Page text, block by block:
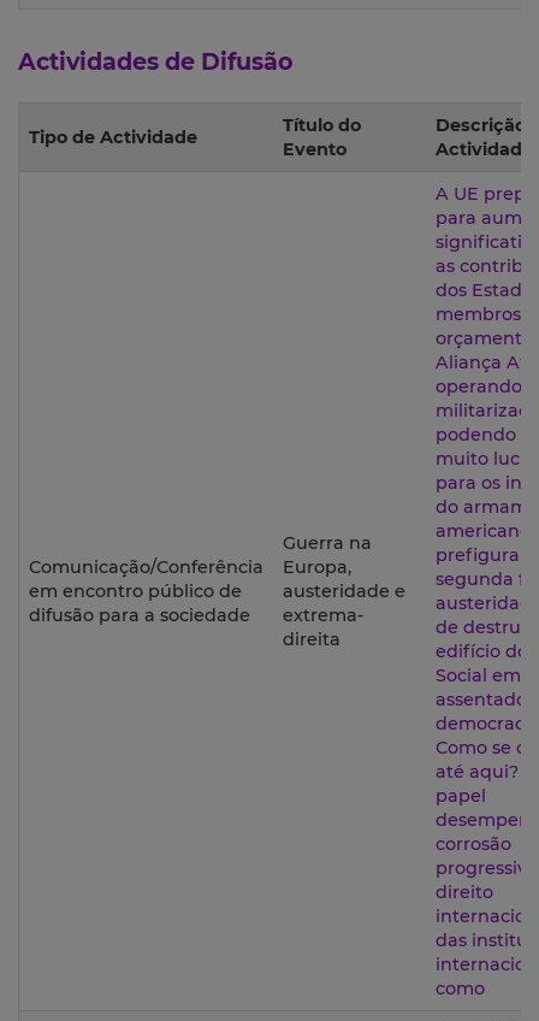
Actividades de Difusão
Tipo de Actividade
Título do
Evento
Descrição
Actividade
Comunicação/Conferência
em encontro público de
difusão para a sociedade
Guerra na
Europa,
austeridade e
extrema-
direita
A UE
para
as
dos
membros
orçamento
Aliança
operando
podendo
muito
para os
do
prefigura
segunda
de destruir
edifício do
Social em
assentado
Como se
até aqui?
papel
corrosão
direito
das
como